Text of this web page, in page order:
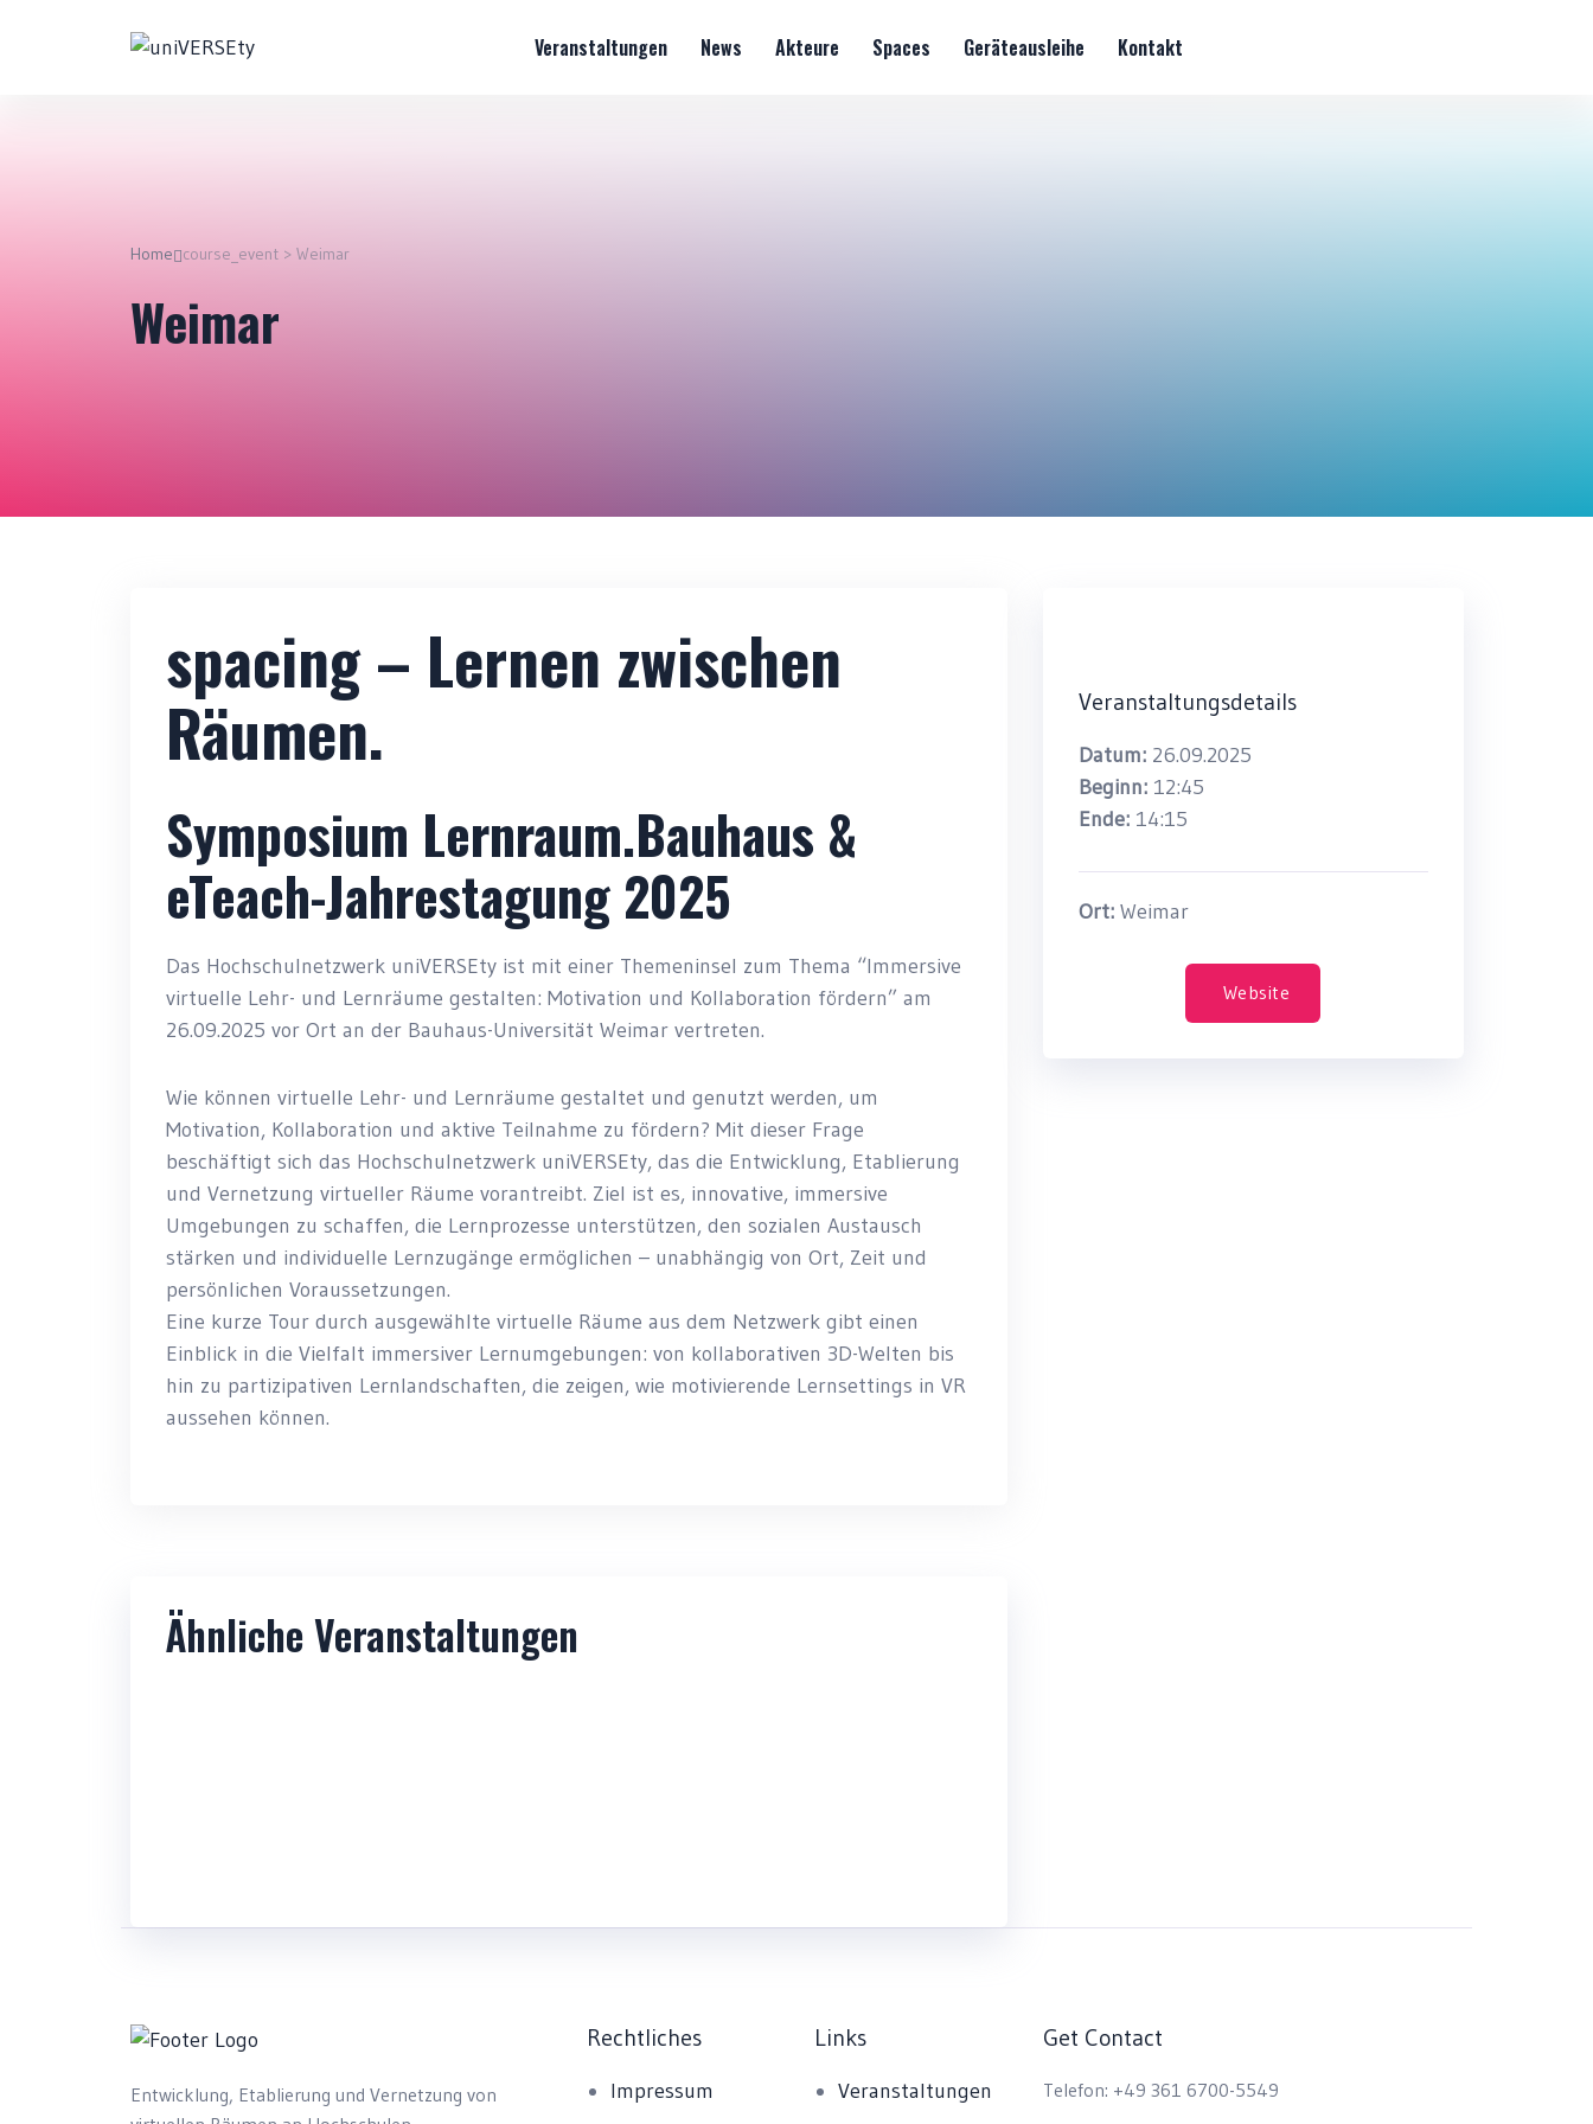
Veranstaltungen News Akteure Spaces Geräteausleihe Kontakt
Home course_event > Weimar
Weimar
spacing – Lernen zwischen
Räumen.
Symposium Lernraum.Bauhaus &
eTeach-Jahrestagung 2025
Das Hochschulnetzwerk uniVERSEty ist mit einer Themeninsel zum Thema “Immersive
virtuelle Lehr- und Lernräume gestalten: Motivation und Kollaboration fördern” am
26.09.2025 vor Ort an der Bauhaus-Universität Weimar vertreten.
Wie können virtuelle Lehr- und Lernräume gestaltet und genutzt werden, um
Motivation, Kollaboration und aktive Teilnahme zu fördern? Mit dieser Frage
beschäftigt sich das Hochschulnetzwerk uniVERSEty, das die Entwicklung, Etablierung
und Vernetzung virtueller Räume vorantreibt. Ziel ist es, innovative, immersive
Umgebungen zu schaffen, die Lernprozesse unterstützen, den sozialen Austausch
stärken und individuelle Lernzugänge ermöglichen – unabhängig von Ort, Zeit und
persönlichen Voraussetzungen.
Eine kurze Tour durch ausgewählte virtuelle Räume aus dem Netzwerk gibt einen
Einblick in die Vielfalt immersiver Lernumgebungen: von kollaborativen 3D-Welten bis
hin zu partizipativen Lernlandschaften, die zeigen, wie motivierende Lernsettings in VR
aussehen können.
Ähnliche Veranstaltungen
Veranstaltungsdetails
Datum: 26.09.2025
Beginn: 12:45
Ende: 14:15
Ort: Weimar
Website
Entwicklung, Etablierung und Vernetzung von
Rechtliches
Impressum
Links
Veranstaltungen
Get Contact
Telefon: +49 361 6700-5549